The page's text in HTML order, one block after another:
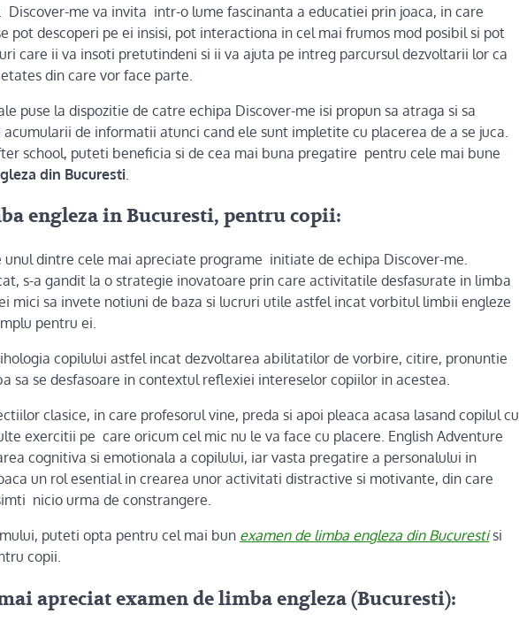
Discover-me va invita intr-o lume fascinanta a educatiei prin joaca, in care
pot descoperi pe ei insisi, pot interactiona in cel mai frumos mod posibil si pot
care ii va insoti pretutindeni si ii va ajuta pe intreg parcursul dezvoltarii lor ca
din care vor face parte.
puse la dispozitie de catre echipa Discover-me isi propun sa atraga si sa
de informatii atunci cand ele sunt impletite cu placerea de a se juca.
school, puteti beneficia si de cea mai buna pregatire pentru cele mai bune
din Bucuresti
engleza in Bucuresti, pentru copii:
unul dintre cele mai apreciate programe initiate de echipa Discover-me.
s-a gandit la o strategie inovatoare prin care activitatile desfasurate in limba
mici sa invete notiuni de baza si lucruri utile astfel incat vorbitul limbii engleze
pentru ei.
copilului astfel incat dezvoltarea abilitatilor de vorbire, citire, pronuntie
sa se desfasoare in contextul reflexiei intereselor copiilor in acestea.
clasice, in care profesorul vine, preda si apoi pleaca acasa lasand copilul cu
exercitii pe care oricum cel mic nu le va face cu placere. English Adventure
cognitiva si emotionala a copilului, iar vasta pregatire a personalului in
un rol esential in crearea unor activitati distractive si motivante, din care
nicio urma de constrangere.
puteti opta pentru cel mai bun examen de limba engleza din Bucurestisi
copii.
apreciat examen de limba engleza (Bucuresti):